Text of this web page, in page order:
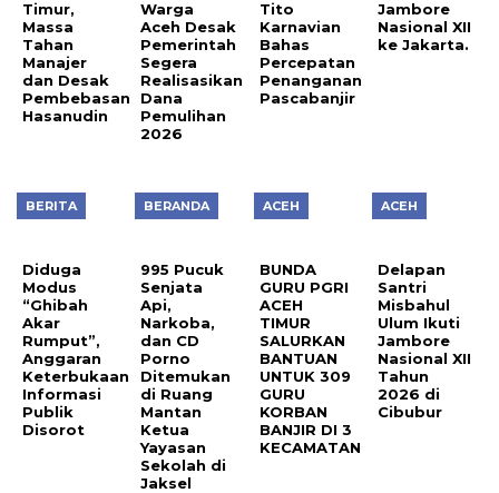
Timur,
Massa
Tahan
Manajer
dan Desak
Pembebasan
Hasanudin
Warga
Aceh Desak
Pemerintah
Segera
Realisasikan
Dana
Pemulihan
2026
Tito
Karnavian
Bahas
Percepatan
Penanganan
Pascabanjir
Jambore
Nasional XII
ke Jakarta.
BERITA
Diduga
Modus
“Ghibah
Akar
Rumput”,
Anggaran
Keterbukaan
Informasi
Publik
Disorot
BERANDA
995 Pucuk
Senjata
Api,
Narkoba,
dan CD
Porno
Ditemukan
di Ruang
Mantan
Ketua
Yayasan
Sekolah di
Jaksel
ACEH
BUNDA
GURU PGRI
ACEH
TIMUR
SALURKAN
BANTUAN
UNTUK 309
GURU
KORBAN
BANJIR DI 3
KECAMATAN
ACEH
Delapan
Santri
Misbahul
Ulum Ikuti
Jambore
Nasional XII
Tahun
2026 di
Cibubur